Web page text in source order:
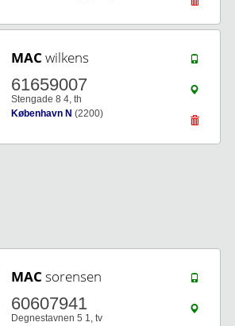
MAC wilkens
61659007
Stengade 8 4, th
København N (2200)
MAC sorensen
60607941
Degnestavnen 5 1, tv